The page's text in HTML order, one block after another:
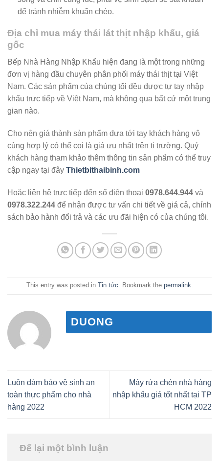
để tránh nhiễm khuẩn chéo.
Địa chỉ mua máy thái lát thịt nhập khẩu, giá
gốc
Bếp Nhà Hàng Nhập Khẩu hiện đang là một trong những
đơn vị hàng đầu chuyên phân phối máy thái thịt tại Việt
Nam. Các sản phẩm của chúng tối đều được tự tay nhập
khẩu trực tiếp về Việt Nam, mà không qua bất cứ một trung
gian nào.
Cho nên giá thành sản phẩm đưa tới tay khách hàng vô
cùng hợp lý có thể coi là giá ưu nhất trên tị trường. Quý
khách hàng tham khảo thêm thông tin sản phẩm có thể truy
cập ngay tại đây Thietbithaibinh.com
Hoặc liên hệ trực tiếp đến số điện thoại 0978.644.944 và
0978.322.244 để nhận được tư vấn chi tiết về giá cả, chính
sách bảo hành đổi trả và các ưu đãi hiện có của chúng tôi.
This entry was posted in Tin tức . Bookmark the permalink
DUONG
Luôn đảm bảo vệ sinh an
toàn thực phẩm cho nhà
hàng 2022
Máy rửa chén nhà hàng
nhập khẩu giá tốt nhất tại TP
HCM 2022
Để lại một bình luận